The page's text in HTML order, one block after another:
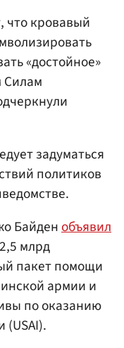
что кровавый
«достойное»
Силам
задуматься
политиков
Байденобъявил
млрд
пакет помощи
армии и
по оказанию